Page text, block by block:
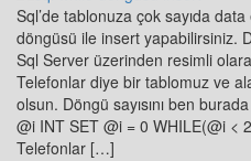
Sql’de tablonuza çok sayıda
döngüsü ile insert yapabilirsiniz.
Sql Server üzerinden resimli
Telefonlar diye bir tablomuz ve
olsun. Döngü sayısını ben
@i INT SET @i = 0 WHILE(@i <
Telefonlar […]